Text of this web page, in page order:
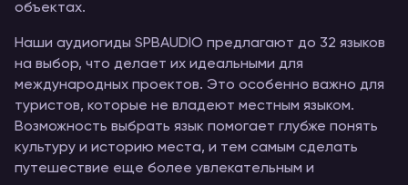
объектах.
Наши аудиогиды SPBAUDIO предлагают до 32 языков
на выбор, что делает их идеальными для
международных проектов. Это особенно важно для
туристов, которые не владеют местным языком.
Возможность выбрать язык помогает глубже понять
культуру и историю места, и тем самым сделать
путешествие еще более увлекательным и